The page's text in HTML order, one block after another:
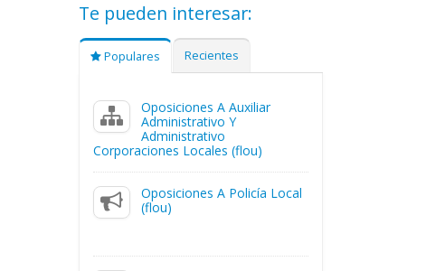
Te pueden interesar:
Populares Recientes
Oposiciones A Auxiliar
Administrativo Y
Administrativo
Corporaciones Locales (flou)
Oposiciones A Policía Local
(flou)